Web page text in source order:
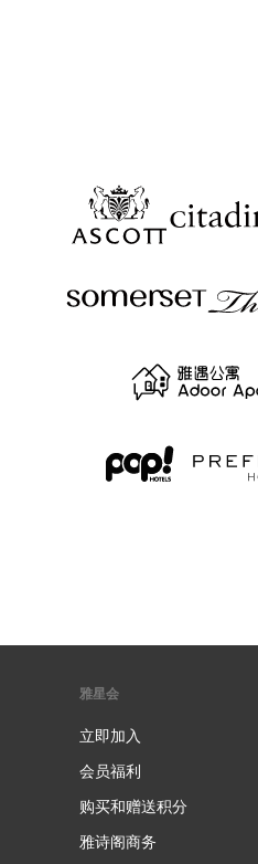
雅星会
立即加入
会员福利
购买和赠送积分
雅诗阁商务